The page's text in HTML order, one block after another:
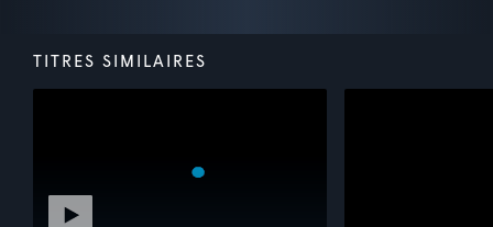
TITRES SIMILAIRES